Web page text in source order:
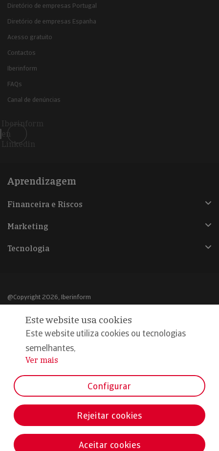
Diretório de empresas Portugal
Diretório de empresas Espanha
Acesso gratuito
Contactos
Iberinform
FAQs
Canal de denúncias
Iberinform
en
Linkedin
Aprendizagem
Financeira e Riscos
Marketing
Tecnologia
@Copyright 2026, Iberinform
Aviso legal
Política de cookies
Declaração de privacidade
Este website usa cookies
Este website utiliza cookies ou tecnologias
semelhantes,
...
Ver mais
Configurar
Rejeitar cookies
Aceitar cookies